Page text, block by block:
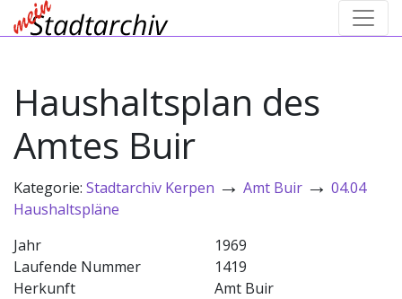
Haushaltsplan des
Amtes Buir
Kategorie: Stadtarchiv Kerpen → Amt Buir → 04.04
Haushaltspläne
Jahr
1969
Laufende Nummer
1419
Herkunft
Amt Buir